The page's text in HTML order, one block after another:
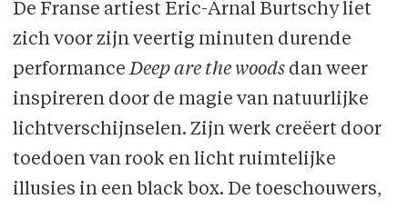
De Franse artiest Eric-Arnal Burtschy liet
zich voor zijn veertig minuten durende
performanceDeep are the woodsdan weer
inspireren door de magie van natuurlijke
lichtverschijnselen. Zijn werk creëert door
toedoen van rook en licht ruimtelijke
illusies in een black box. De toeschouwers,